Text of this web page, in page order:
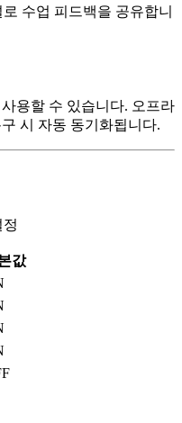
수업 피드백을 공유합니
용할 수 있습니다. 오프라
시 자동 동기화됩니다.
값